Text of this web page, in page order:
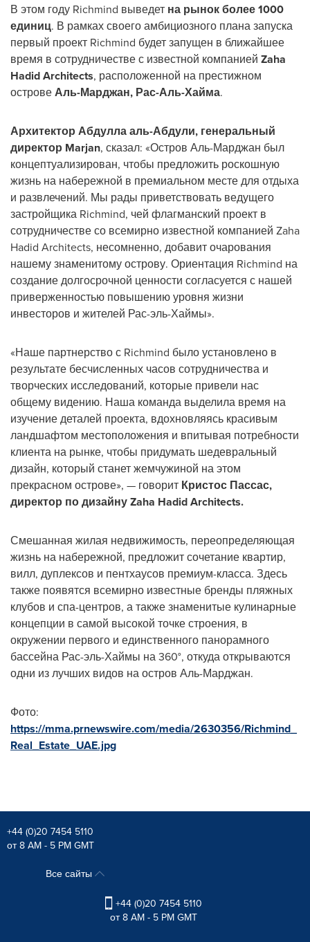
В этом году Richmind выведет на рынок более 1000
единиц. В рамках своего амбициозного плана запуска
первый проект Richmind будет запущен в ближайшее
время в сотрудничестве с известной компанией Zaha
Hadid Architects, расположенной на престижном
островеАль-Марджан, Рас-Аль-Хайма.
Архитектор Абдулла аль-Абдули, генеральный
директор Marjan, сказал: «Остров Аль-Марджан был
концептуализирован, чтобы предложить роскошную
жизнь на набережной в премиальном месте для отдыха
и развлечений. Мы рады приветствовать ведущего
застройщика Richmind, чей флагманский проект в
сотрудничестве со всемирно известной компанией Zaha
Hadid Architects, несомненно, добавит очарования
нашему знаменитому острову. Ориентация Richmind на
создание долгосрочной ценности согласуется с нашей
приверженностью повышению уровня жизни
инвесторов и жителей Рас-эль-Хаймы».
«Наше партнерство с Richmind было установлено в
результате бесчисленных часов сотрудничества и
творческих исследований, которые привели нас
общему видению. Наша команда выделила время на
изучение деталей проекта, вдохновляясь красивым
ландшафтом местоположения и впитывая потребности
клиента на рынке, чтобы придумать шедевральный
дизайн, который станет жемчужиной на этом
прекрасном острове», — говорит Кристос Пассас,
директор по дизайну Zaha Hadid Architects.
Смешанная жилая недвижимость, переопределяющая
жизнь на набережной, предложит сочетание квартир,
вилл, дуплексов и пентхаусов премиум-класса. Здесь
также появятся всемирно известные бренды пляжных
клубов и спа-центров, а также знаменитые кулинарные
концепции в самой высокой точке строения, в
окружении первого и единственного панорамного
бассейна Рас-эль-Хаймы на 360°, откуда открываются
одни из лучших видов на остров Аль-Марджан.
Фото:
https://mma.prnewswire.com/media/2630356/Richmind_
Real_Estate_UAE.jpg
+44 (0)20 7454 5110
от 8 AM - 5 PM GMT
Все сайты
+44 (0)20 7454 5110
от 8 AM - 5 PM GMT